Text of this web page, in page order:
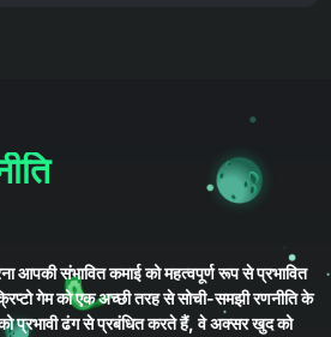
आपकी संभावित कमाई को महत्वपूर्ण रूप से प्रभावित
गेम को एक अच्छी तरह से सोची-समझी रणनीति के
प्रभावी ढंग से प्रबंधित करते हैं, वे अक्सर खुद को